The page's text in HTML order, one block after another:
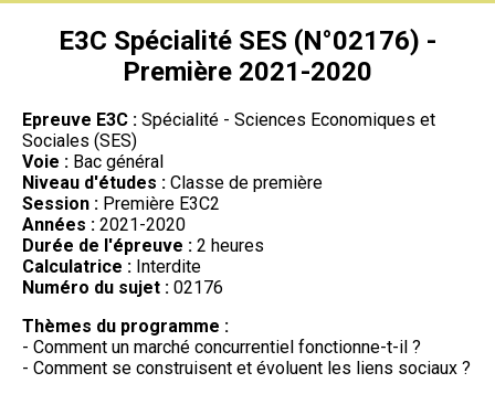
E3C Spécialité SES (N°02176) -
Première 2021-2020
Epreuve E3C : Spécialité - Sciences Economiques et
Sociales (SES)
Voie : Bac général
Niveau d'études : Classe de première
Session : Première E3C2
Années : 2021-2020
Durée de l'épreuve : 2 heures
Calculatrice : Interdite
Numéro du sujet : 02176
Thèmes du programme :
- Comment un marché concurrentiel fonctionne-t-il ?
- Comment se construisent et évoluent les liens sociaux ?